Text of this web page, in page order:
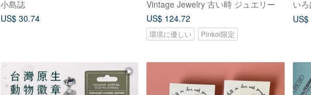
小島誌
US$ 30.74
Vintage Jewelry 古い時 ジュエリー
US$ 124.72
環境に優しい Pinkoi限定
い